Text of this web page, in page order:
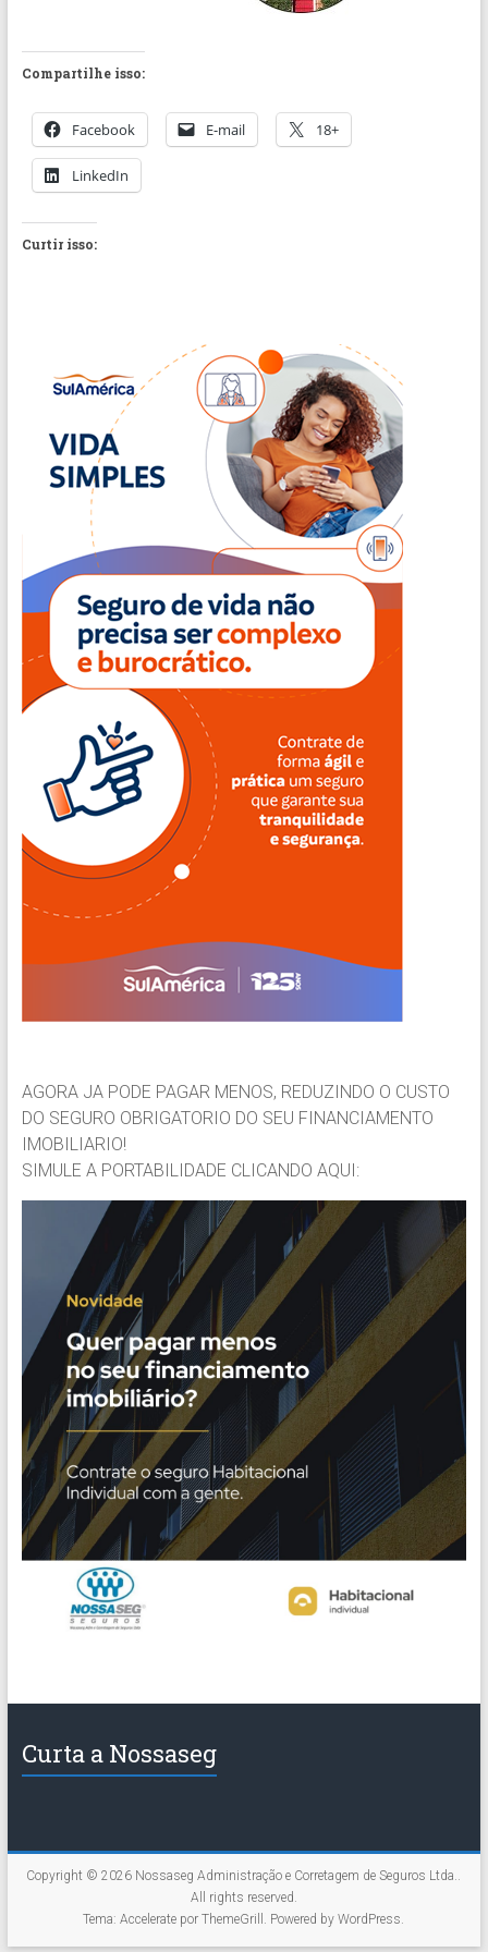
Compartilhe isso:
Facebook E-mail 18+
LinkedIn
Curtir isso:
AGORA JA PODE PAGAR MENOS, REDUZINDO O CUSTO
DO SEGURO OBRIGATORIO DO SEU FINANCIAMENTO
IMOBILIARIO!
SIMULE A PORTABILIDADE CLICANDO AQUI:
Curta a Nossaseg
Copyright © 2026 Nossaseg Administração e Corretagem de Seguros Ltda..
All rights reserved.
Tema:Accelerate por ThemeGrill. Powered byWordPress.